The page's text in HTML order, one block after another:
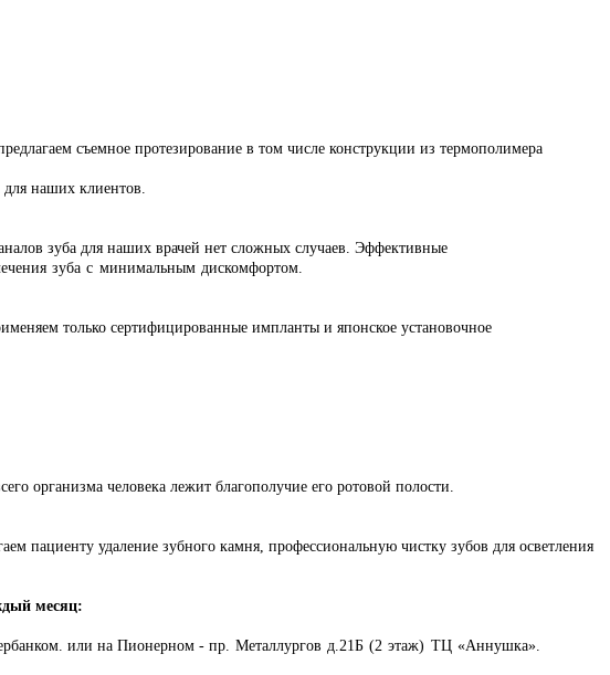
съемное протезирование в том числе конструкции из термополимера
для наших клиентов.
зуба для наших врачей нет сложных случаев. Эффективные
зуба с минимальным дискомфортом.
только сертифицированные импланты и японское установочное
организма человека лежит благополучие его ротовой полости.
пациенту удаление зубного камня, профессиональную чистку зубов для осветления
месяц:
или на Пионерном - пр. Металлургов д.21Б (2 этаж) ТЦ «Аннушка».